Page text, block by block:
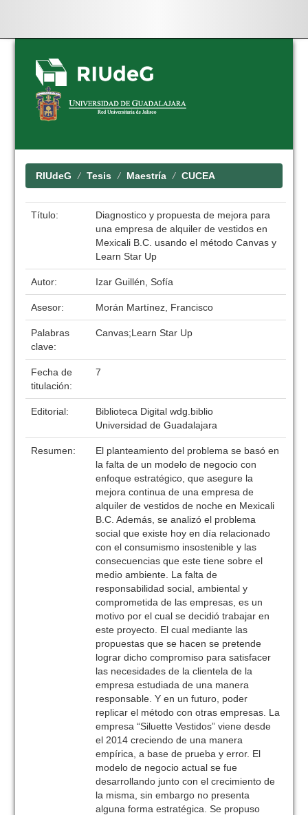
Skip
navigation
RIUdeG Tesis Maestría CUCEA
Título:
Diagnostico y propuesta de mejora para
una empresa de alquiler de vestidos en
Mexicali B.C. usando el método Canvas y
Learn Star Up
Autor: Izar Guillén, Sofía
Asesor: Morán Martínez, Francisco
Palabras
clave:
Canvas;Learn Star Up
Fecha de
titulación:
7
Editorial:
Biblioteca Digital wdg.biblio
Universidad de Guadalajara
Resumen:
El planteamiento del problema se basó en
la falta de un modelo de negocio con
enfoque estratégico, que asegure la
mejora continua de una empresa de
alquiler de vestidos de noche en Mexicali
B.C. Además, se analizó el problema
social que existe hoy en día relacionado
con el consumismo insostenible y las
consecuencias que este tiene sobre el
medio ambiente. La falta de
responsabilidad social, ambiental y
comprometida de las empresas, es un
motivo por el cual se decidió trabajar en
este proyecto. El cual mediante las
propuestas que se hacen se pretende
lograr dicho compromiso para satisfacer
las necesidades de la clientela de la
empresa estudiada de una manera
responsable. Y en un futuro, poder
replicar el método con otras empresas. La
empresa “Siluette Vestidos” viene desde
el 2014 creciendo de una manera
empírica, a base de prueba y error. El
modelo de negocio actual se fue
desarrollando junto con el crecimiento de
la misma, sin embargo no presenta
alguna forma estratégica. Se propuso